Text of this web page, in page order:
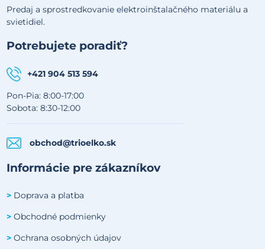
Predaj a sprostredkovanie elektroinštalačného materiálu a
svietidiel.
Potrebujete poradiť?
+421 904 513 594
Pon-Pia: 8:00-17:00
Sobota: 8:30-12:00
obchod@trioelko.sk
Informácie pre zákazníkov
> Doprava a platba
> Obchodné podmienky
> Ochrana osobných údajov